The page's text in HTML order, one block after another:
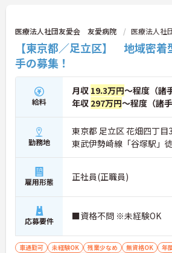
医療法人社団友愛会 友愛病院 医療法人社
【東京都／足立区】 地域密着
手の募集！
給料
月収 19.3万円～程度（諸
年収 297万円～程度（諸手
勤務地
東京都 足立区 花畑四丁目
東武伊勢崎線「谷塚駅」
雇用形態 正社員(正職員)
応募要件 ■資格不問 ※未経験OK
車通勤可 未経験OK 残業少なめ 無資格OK
年